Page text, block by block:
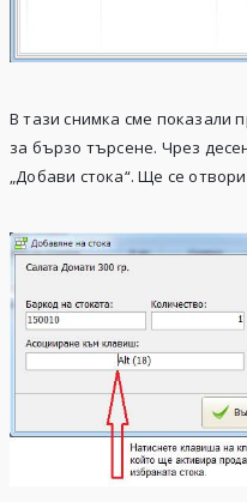
В тази снимка сме показали
за бързо търсене. Чрез
„Добави стока“. Ще се